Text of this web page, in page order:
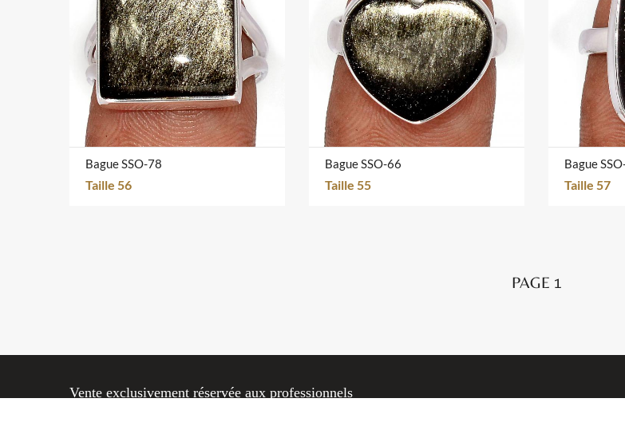
Bague SSO-78
Taille 56
Bague SSO-66
Taille 55
Bague
Taille 57
PAGE 1
Vente exclusivement réservée aux professionnels